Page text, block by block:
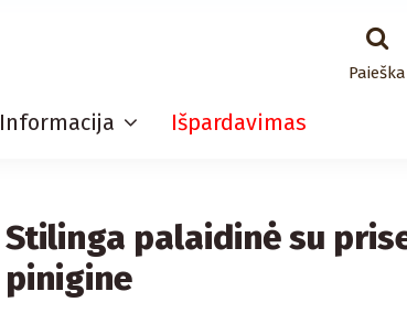
Paieška
Informacija Išpardavimas
Stilinga palaidinė su
pinigine